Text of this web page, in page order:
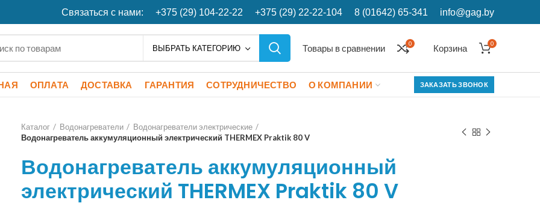
Связаться с нами: +375 (29) 104-22-22 +375 (29) 22-22-104 8 (01642) 65-341 info@gag.by
ВЫБРАТЬ КАТЕГОРИЮ Товары в сравнении 0 Корзина 0
ОПЛАТА ДОСТАВКА ГАРАНТИЯ СОТРУДНИЧЕСТВО О КОМПАНИИ ЗАКАЗАТЬ ЗВОНОК
Каталог Водонагреватели
Водонагреватели электрические
Водонагреватель аккумуляционный электрический THERMEX Praktik 80 V
Водонагреватель аккумуляционный
электрический THERMEX Praktik 80 V